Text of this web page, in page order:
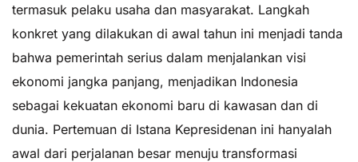
termasuk pelaku usaha dan masyarakat. Langkah
konkret yang dilakukan di awal tahun ini menjadi tanda
bahwa pemerintah serius dalam menjalankan visi
ekonomi jangka panjang, menjadikan Indonesia
sebagai kekuatan ekonomi baru di kawasan dan di
dunia. Pertemuan di Istana Kepresidenan ini hanyalah
awal dari perjalanan besar menuju transformasi